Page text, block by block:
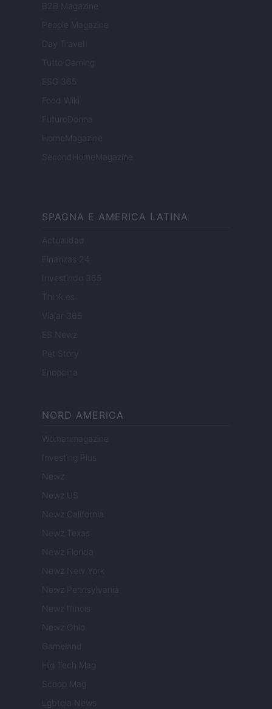
B2B Magazine
People Magazine
Day Travel
Tutto Gaming
ESG 365
Food Wiki
FuturoDonna
HomeMagazine
SecondHomeMagazine
SPAGNA E AMERICA LATINA
Actualidad
Finanzas 24
Investindo 365
Think.es
Viajar 365
ES Newz
Encocina
NORD AMERICA
Womanmagazine
Investing Plus
Newz
Newz US
Newz California
Newz Texas
Newz Florida
Newz New York
Newz Pennsylvania
Newz Illinois
Newz Ohio
Gameland
Hig Tech Mag
Scoop Mag
Lgbtqia News